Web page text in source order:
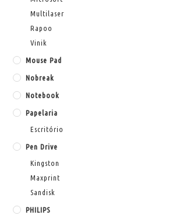
Multilaser
Rapoo
Vinik
Mouse Pad
Nobreak
Notebook
Papelaria
Escritório
Pen Drive
Kingston
Maxprint
Sandisk
PHILIPS